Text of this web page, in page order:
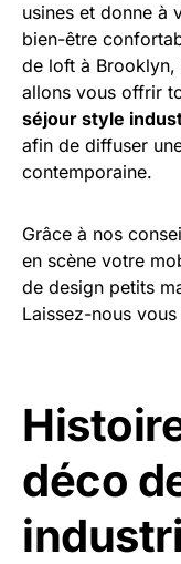
usines et donne à
bien-être
de loft à Brooklyn,
allons vous offrir
séjour style
afin de diffuser
contemporaine.
Grâce à nos
en scène votre
de design petits
Laissez-nous
déco